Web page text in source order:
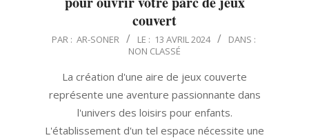
couvert
2024-
PAR : AR-SONER LE : 13 AVRIL 2024
DANS :
NON CLASSÉ
La création d'une aire de jeux couverte
représente une aventure passionnante dans
l'univers des loisirs pour enfants.
L'établissement d'un tel espace nécessite une